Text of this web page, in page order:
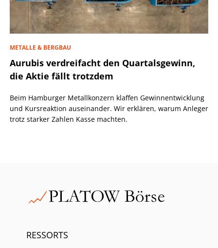
METALLE & BERGBAU
Aurubis verdreifacht den Quartalsgewinn,
die Aktie fällt trotzdem
Beim Hamburger Metallkonzern klaffen Gewinnentwicklung
und Kursreaktion auseinander. Wir erklären, warum Anleger
trotz starker Zahlen Kasse machten.
RESSORTS